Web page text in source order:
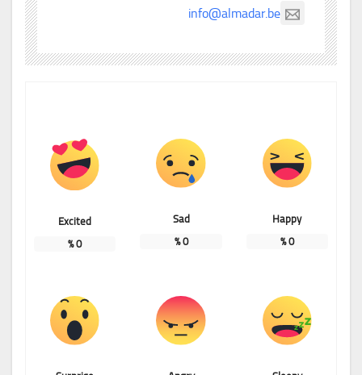
info@almadar.be
Happy
0
%
Sad
0
%
Excited
0
%